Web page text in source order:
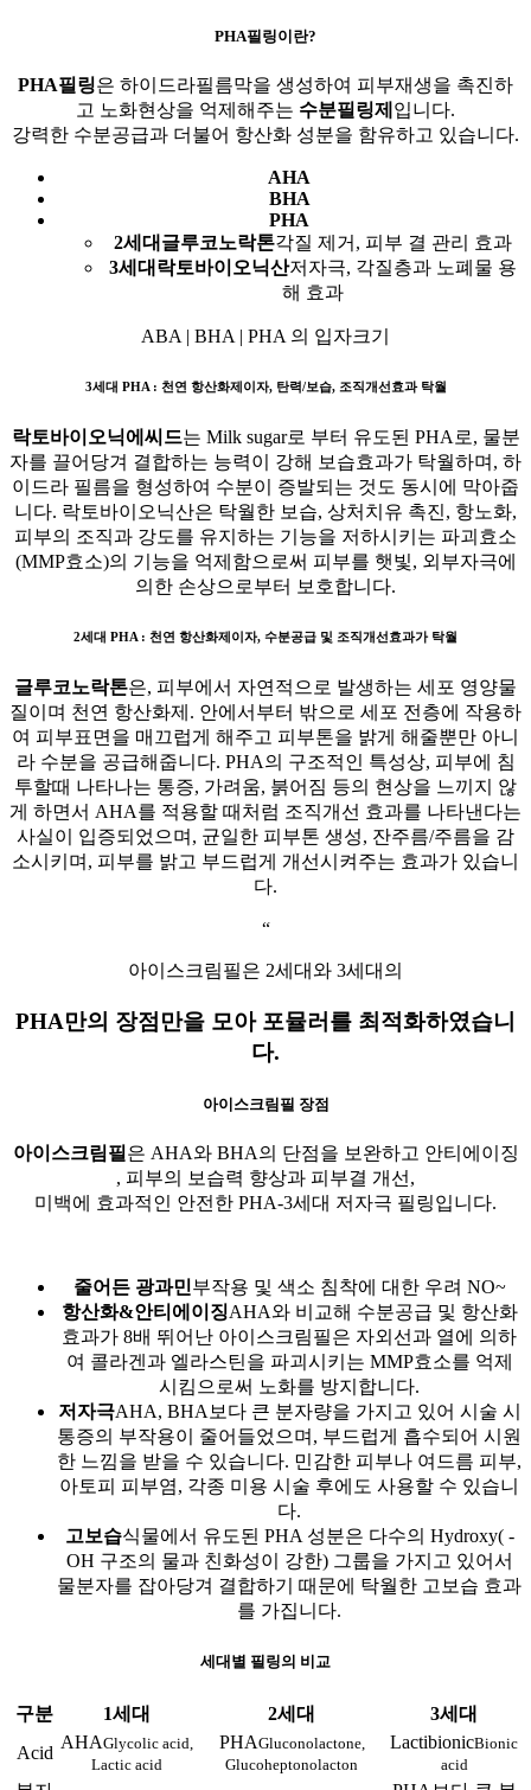
PHA필링이란?
PHA필링은 하이드라필름막을 생성하여 피부재생을 촉진하
고 노화현상을 억제해주는 수분필링제 입니다.
강력한 수분공급과 더불어 항산화 성분을 함유하고 있습니다.
AHA
BHA
PHA
2세대글루코노락톤각질 제거, 피부 결 관리 효과
3세대락토바이오닉산저자극, 각질층과 노폐물 용
해 효과
ABA | BHA | PHA 의 입자크기
3세대 PHA : 천연 항산화제이자, 탄력/보습, 조직개선효과 탁월
락토바이오닉에씨드는 Milk sugar로 부터 유도된 PHA로, 물분
자를 끌어당겨 결합하는 능력이 강해 보습효과가 탁월하며, 하
이드라 필름을 형성하여 수분이 증발되는 것도 동시에 막아줍
니다. 락토바이오닉산은 탁월한 보습, 상처치유 촉진, 항노화,
피부의 조직과 강도를 유지하는 기능을 저하시키는 파괴효소
(MMP효소)의 기능을 억제함으로써 피부를 햇빛, 외부자극에
의한 손상으로부터 보호합니다.
2세대 PHA : 천연 항산화제이자, 수분공급 및 조직개선효과가 탁월
글루코노락톤은, 피부에서 자연적으로 발생하는 세포 영양물
질이며 천연 항산화제. 안에서부터 밖으로 세포 전층에 작용하
여 피부표면을 매끄럽게 해주고 피부톤을 밝게 해줄뿐만 아니
라 수분을 공급해줍니다. PHA의 구조적인 특성상, 피부에 침
투할때 나타나는 통증, 가려움, 붉어짐 등의 현상을 느끼지 않
게 하면서 AHA를 적용할 때처럼 조직개선 효과를 나타낸다는
사실이 입증되었으며, 균일한 피부톤 생성, 잔주름/주름을 감
소시키며, 피부를 밝고 부드럽게 개선시켜주는 효과가 있습니
다.
“
아이스크림필은 2세대와 3세대의
PHA만의 장점만을 모아 포뮬러를 최적화하였습니
다.
아이스크림필 장점
아이스크림필은 AHA와 BHA의 단점을 보완하고 안티에이징
, 피부의 보습력 향상과 피부결 개선,
미백에 효과적인 안전한 PHA-3세대 저자극 필링입니다.
줄어든 광과민부작용 및 색소 침착에 대한 우려 NO~
항산화&안티에이징AHA와 비교해 수분공급 및 항산화
효과가 8배 뛰어난 아이스크림필은 자외선과 열에 의하
여 콜라겐과 엘라스틴을 파괴시키는 MMP효소를 억제
시킴으로써 노화를 방지합니다.
저자극AHA, BHA보다 큰 분자량을 가지고 있어 시술 시
통증의 부작용이 줄어들었으며, 부드럽게 흡수되어 시원
한 느낌을 받을 수 있습니다. 민감한 피부나 여드름 피부,
아토피 피부염, 각종 미용 시술 후에도 사용할 수 있습니
다.
고보습식물에서 유도된 PHA 성분은 다수의 Hydroxy( -
OH 구조의 물과 친화성이 강한) 그룹을 가지고 있어서
물분자를 잡아당겨 결합하기 때문에 탁월한 고보습 효과
를 가집니다.
세대별 필링의 비교
구분 1세대 2세대
3세대
Acid
AHAGlycolic acid,
Lactic acid
PHAGluconolactone,
Glucoheptonolacton
LactibionicBionic
acid